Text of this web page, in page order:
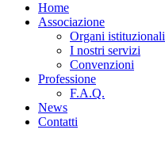
Home
Associazione
Organi istituzionali
I nostri servizi
Convenzioni
Professione
F.A.Q.
News
Contatti